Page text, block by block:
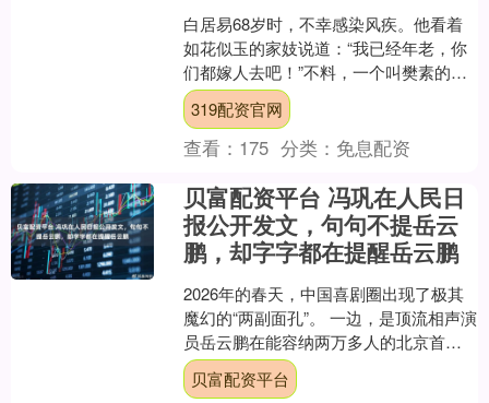
白居易68岁时，不幸感染风疾。他看着
如花似玉的家妓说道：“我已经年老，你
们都嫁人去吧！”不料，一个叫樊素的女
孩当即跪倒，哭着请求白居易留下她。
白居易的一生，最....
319配资官网
查看： 175 分类： 免息配资
贝富配资平台 冯巩在人民日
报公开发文，句句不提岳云
鹏，却字字都在提醒岳云鹏
2026年的春天，中国喜剧圈出现了极其
魔幻的“两副面孔”。 一边，是顶流相声演
员岳云鹏在能容纳两万多人的北京首都
体育馆里，拿着麦克风深情献唱。 台下
座无虚席，内....
贝富配资平台